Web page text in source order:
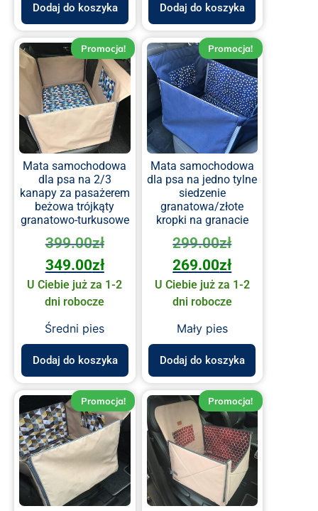
Dodaj do koszyka Dodaj do koszyka
Promocja!
Mata samochodowa
dla psa na 2/3
kanapy za pasażerem
beżowa trójkąty
granatowo-turkusowe
399.00zł
349.00zł
U Ciebie już za 1-2
dni robocze
Średni pies
Dodaj do koszyka
Promocja!
Mata samochodowa
dla psa na jedno tylne
siedzenie
granatowa/złote
kropki na granacie
299.00zł
269.00zł
U Ciebie już za 1-2
dni robocze
Mały pies
Dodaj do koszyka
Promocja! Promocja!